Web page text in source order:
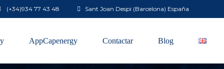
(+34)934 77 43 48 Sant Joan Despi (Barcelona) España
AppCapenergy Contactar Blog